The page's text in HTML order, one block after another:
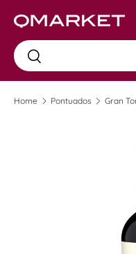
Skip to content
Busca
Busca
Home Pontuados Gran